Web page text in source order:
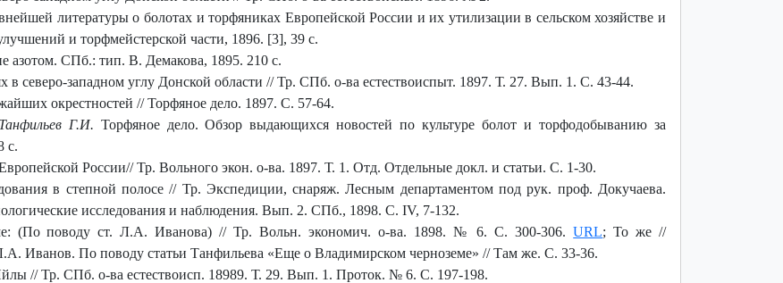
литературы о болотах и торфяниках Европейской России и их утилизации в сельском хозяйстве и
и торфмейстерской части, 1896. [3], 39 с.
азотом. СПб.: тип. В. Демакова, 1895. 210 с.
в северо-западном углу Донской области // Тр. СПб. о-ва естествоиспыт. 1897. Т. 27. Вып. 1. С. 43-44.
окрестностей // Торфяное дело. 1897. С. 57-64.
Г.И. Торфяное дело. Обзор выдающихся новостей по культуре болот и торфодобыванию за
с.
России// Тр. Вольного экон. о-ва. 1897. Т. 1. Отд. Отдельные докл. и статьи. С. 1-30.
в степной полосе // Тр. Экспедиции, снаряж. Лесным департаментом под рук. проф. Докучаева.
исследования и наблюдения. Вып. 2. СПб., 1898. С. IV, 7-132.
(По поводу ст. Л.А. Иванова) // Тр. Вольн. экономич. о-ва. 1898. № 6. С. 300-306.URL; То же //
Иванов. По поводу статьи Танфильева «Еще о Владимирском черноземе» // Там же. С. 33-36.
// Тр. СПб. о-ва естествоисп. 18989. Т. 29. Вып. 1. Проток. № 6. С. 197-198.